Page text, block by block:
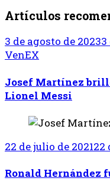
Artículos
3 de agosto de 20233
VenEX
Josef Martínez
Lionel Messi
22 de julio de 202122
Ronald Hernández